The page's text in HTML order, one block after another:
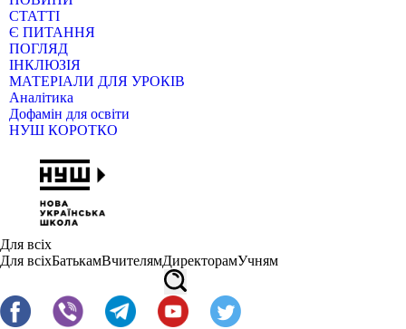
СТАТТІ
Є ПИТАННЯ
ПОГЛЯД
ІНКЛЮЗІЯ
МАТЕРІАЛИ ДЛЯ УРОКІВ
Аналітика
Дофамін для освіти
НУШ КОРОТКО
Для всіх
Для всіхБатькамВчителямДиректорамУчням